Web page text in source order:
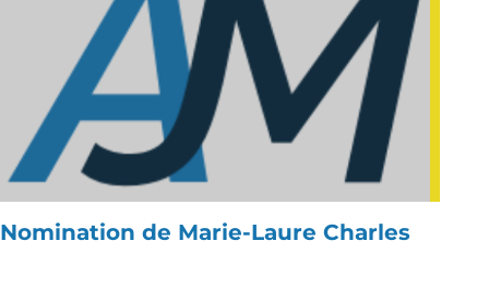
Nomination de Marie-Laure Charles